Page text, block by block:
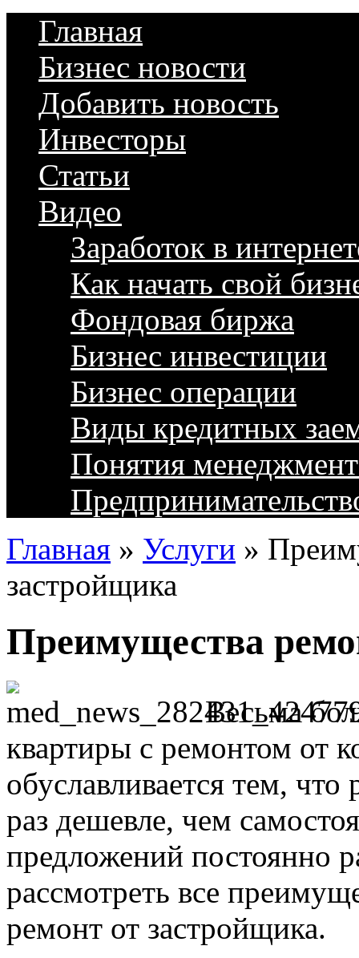
Главная
Бизнес новости
Добавить новость
Инвесторы
Статьи
Видео
Заработок в
Как начать свой
Фондовая биржа
Бизнес инвестиции
Бизнес операции
Виды кредитных
Понятия
Главная » Услуги »
застройщика
Преимущества
Весьма
квартиры с ремонтом от
обуславливается тем,
раз дешевле, чем
предложений постоянно
рассмотреть все
ремонт от застройщика.